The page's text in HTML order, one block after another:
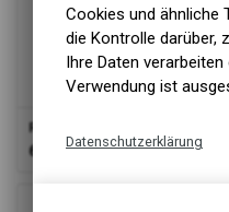
Reusch
69.90 CHF
Cookies und ähnliche
die Kontrolle darüber,
Ihre Daten
Verwendung ist
Datenschutzerklärung